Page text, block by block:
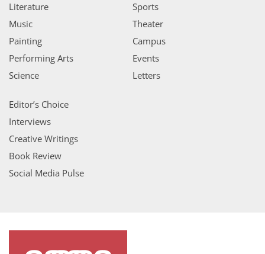
Literature
Music
Painting
Performing Arts
Science
Sports
Theater
Campus
Events
Letters
Editor’s Choice
Interviews
Creative Writings
Book Review
Social Media Pulse